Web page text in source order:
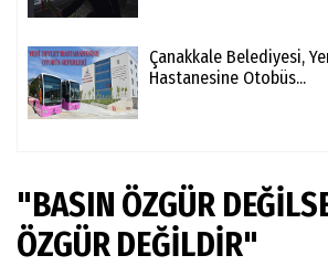
Çanakkale Belediyesi,
Hastanesine Otobüs...
"BASIN ÖZGÜR
ÖZGÜR DEĞİLDİR"